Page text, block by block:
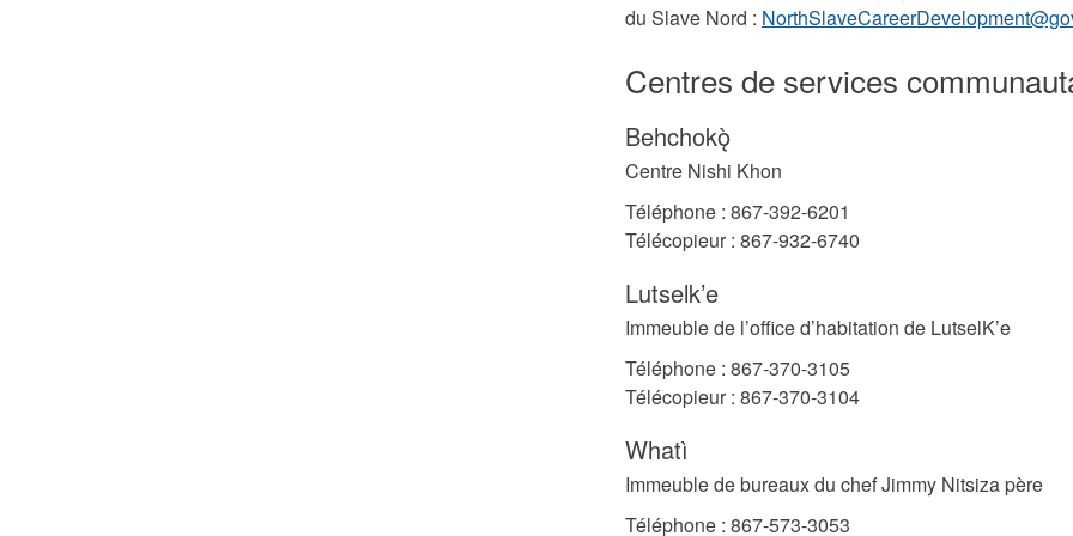
du Slave Nord :
Centres de services
Behchokǫ̀
Centre Nishi Khon
Téléphone : 867-392-6201
Télécopieur : 867-932-6740
Lutselk’e
Immeuble de l’office d’habitation de LutselK’e
Téléphone : 867-370-3105
Télécopieur : 867-370-3104
Whatì
Immeuble de bureaux du chef Jimmy Nitsiza père
Téléphone : 867-573-3053